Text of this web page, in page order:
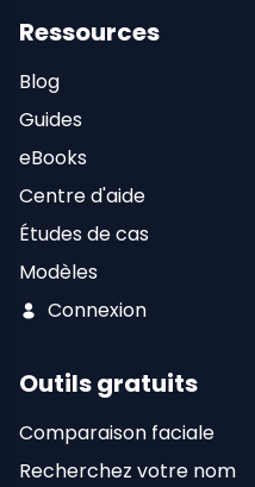
Ressources
Blog
Guides
eBooks
Centre d'aide
Études de cas
Modèles
Connexion
Outils gratuits
Comparaison faciale
Recherchez votre nom